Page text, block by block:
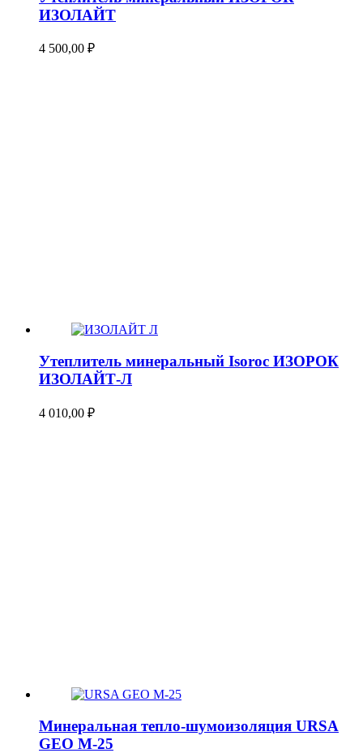
ИЗОЛАЙТ
4 500,00 ₽
Утеплитель минеральный Isoroc ИЗОРОК
ИЗОЛАЙТ-Л
4 010,00 ₽
Минеральная тепло-шумоизоляция URSA
GEO М-25